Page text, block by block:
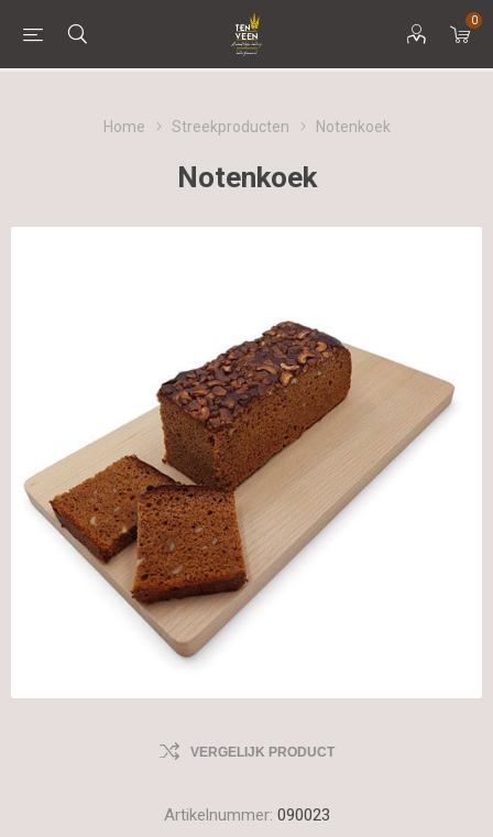
0
Home Streekproducten Notenkoek
Notenkoek
VERGELIJK PRODUCT
Artikelnummer: 090023